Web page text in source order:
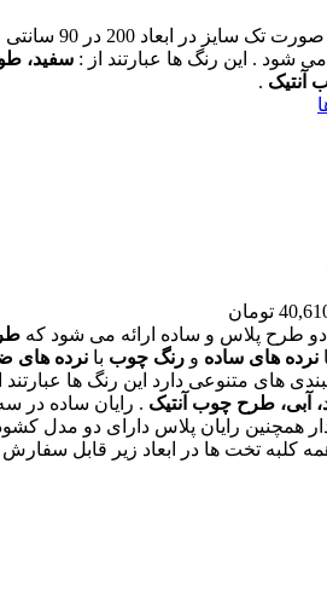
کلبه تخت مدل بامداد به صورت تک سایز در
شود . این رنگ ها عبارتند از : سفید،
آنتیک .
تومان
طرح پلاس و ساده ارائه می شود که
نرده های ساده و رنگ چوب با نرده های
های متنوعی دارد این رنگ ها عبارتند
آبی، طرح چوب آنتیک . رایان ساده در
همچنین رایان پلاس دارای دو مدل
کلبه تخت ها در ابعاد زیر قابل